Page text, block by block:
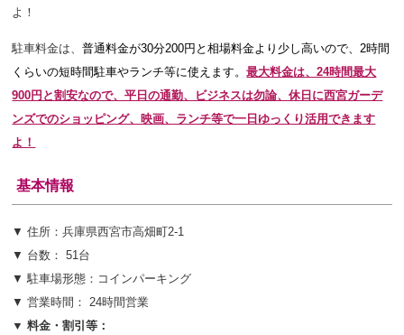
よ！
駐車料金は、普通料金が30分200円と相場料金より少し高いので、2時間
くらいの短時間駐車やランチ等に使えます。最大料金は、24時間最大
900円と割安なので、平日の通勤、ビジネスは勿論、休日に西宮ガーデ
ンズでのショッピング、映画、ランチ等で一日ゆっくり活用できます
よ！
基本情報
▼ 住所：兵庫県西宮市高畑町2-1
▼ 台数： 51台
▼ 駐車場形態：コインパーキング
▼ 営業時間： 24時間営業
▼ 料金・割引等：